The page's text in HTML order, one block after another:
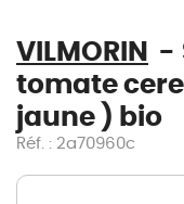
VILMORIN
tomate
jaune ) bio
Réf. : 2a70960c